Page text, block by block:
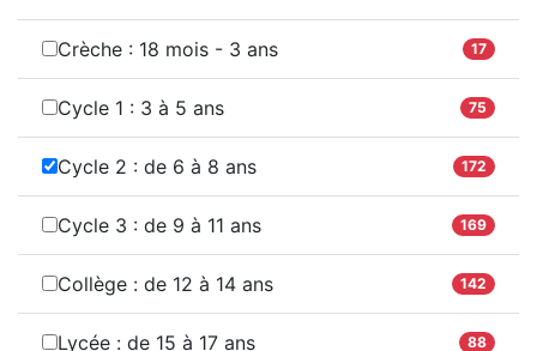
Crèche : 18 mois - 3 ans 17
Cycle 1 : 3 à 5 ans 75
Cycle 2 : de 6 à 8 ans 172
Cycle 3 : de 9 à 11 ans 169
Collège : de 12 à 14 ans 142
Lycée : de 15 à 17 ans 88